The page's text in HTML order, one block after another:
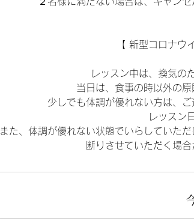
【 新型コロナウ
レッスン中は、換気の
当日は、食事の時以外の
少しでも体調が優れない方は、
レッスン
また、体調が優れない状態でいらしていた
断りさせていただく場